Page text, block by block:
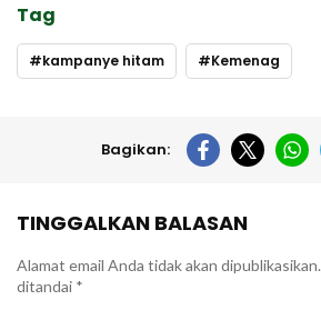
Tag
kampanye hitam Kemenag
Bagikan:
TINGGALKAN BALASAN
Alamat email Anda tidak akan dipublikasikan.
ditandai *